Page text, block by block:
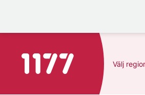
Till startsidan för 1177 Välj